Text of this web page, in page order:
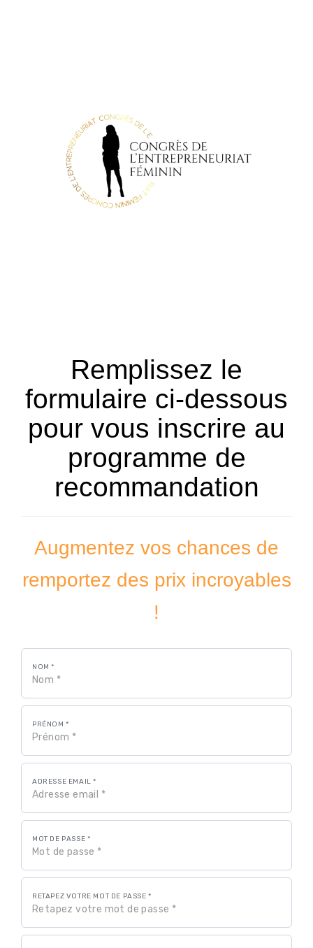
Remplissez le
formulaire ci-dessous
pour vous inscrire au
programme de
recommandation
Augmentez vos chances de
remportez des prix incroyables
!
NOM *
PRÉNOM *
ADRESSE EMAIL *
MOT DE PASSE *
RETAPEZ VOTRE MOT DE PASSE *